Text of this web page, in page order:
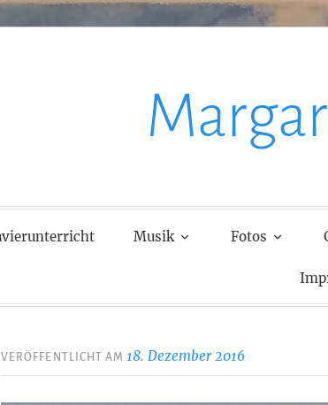
Musik Fotos
VERÖFFENTLICHT AM18. Dezember 2016